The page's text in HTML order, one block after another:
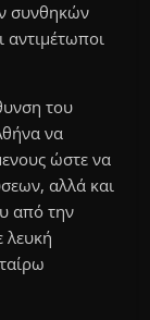
συνθηκών
αντιμέτωποι
του
να
ώστε να
αλλά και
από την
λευκή